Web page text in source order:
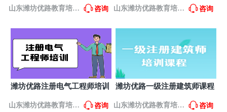
1256室
山东菏泽优路教育培训学校
（太原路与长江路交叉口）
山东临沂优路教育培训学校
山东省临沂市兰山区启阳路26号澳尔诺财富中心1813
室 咨询电话：0539-3100293客服热线：0539-
15 山东潍坊优路教育培训学校
山东省潍坊市奎文区胜利街5051号阳光一百8号楼13楼
山东济宁优路教育培训学校
山东潍坊优路教育培训 咨询 山东潍坊优路教育培训 咨询
潍坊优路注册电气工程师培训
山东潍坊优路教育培训 咨询
潍坊优路一级注册建筑师课程
山东潍坊优路教育培训 咨询